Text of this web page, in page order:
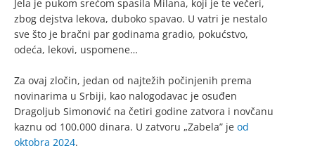
Jela je pukom srećom spasila Milana, koji je te večeri,
zbog dejstva lekova, duboko spavao. U vatri je nestalo
sve što je bračni par godinama gradio, pokućstvo,
odeća, lekovi, uspomene…
Za ovaj zločin, jedan od najtežih počinjenih prema
novinarima u Srbiji, kao nalogodavac je osuđen
Dragoljub Simonović na četiri godine zatvora i novčanu
kaznu od 100.000 dinara. U zatvoru „Zabela” je od
oktobra 2024.